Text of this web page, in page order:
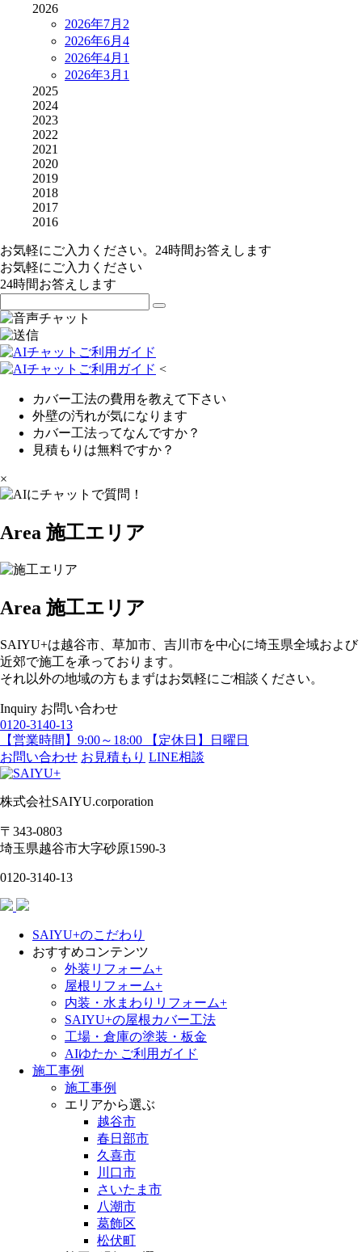
2026
2026年7月 2
2026年6月 4
2026年4月 1
2026年3月 1
2025
2024
2023
2022
2021
2020
2019
2018
2017
2016
お気軽にご入力ください。24時間お答えします
お気軽にご入力ください
24時間お答えします
<
カバー工法の費用を教えて下さい
外壁の汚れが気になります
カバー工法ってなんですか？
見積もりは無料ですか？
×
Area 施工エリア
Area 施工エリア
SAIYU+は越谷市、草加市、吉川市を中心に埼玉県全域および
近郊で施工を承っております。
それ以外の地域の方もまずはお気軽にご相談ください。
Inquiry お問い合わせ
0120-3140-13
【営業時間】9:00～18:00 【定休日】日曜日
お問い合わせ お見積もり LINE相談
株式会社SAIYU.corporation
〒343-0803
埼玉県越谷市大字砂原1590-3
0120-3140-13
SAIYU+のこだわり
おすすめコンテンツ
外装リフォーム+
屋根リフォーム+
内装・水まわりリフォーム+
SAIYU+の屋根カバー工法
工場・倉庫の塗装・板金
AIゆたか ご利用ガイド
施工事例
施工事例
エリアから選ぶ
越谷市
春日部市
久喜市
川口市
さいたま市
八潮市
葛飾区
松伏町